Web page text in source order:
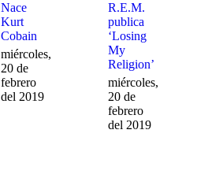
Nace
Kurt
Cobain
miércoles,
20 de
febrero
del 2019
R.E.M.
publica
‘Losing
My
Religion’
miércoles,
20 de
febrero
del 2019